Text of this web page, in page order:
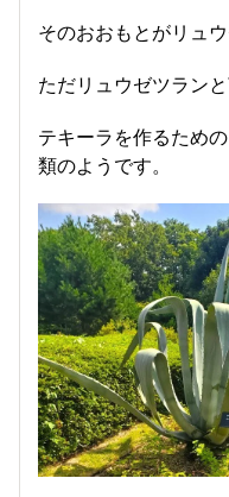
そのおおもとがリュウ
ただリュウゼツラン
テキーラを作るため
類のようです。